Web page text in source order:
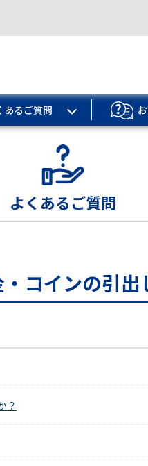
あるご質問
よくあるご質問
コインの引出
？